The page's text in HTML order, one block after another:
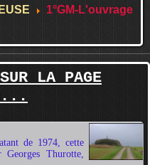
1°GM-L'ouvrage
LA PAGE
de 1974, cette
Thurotte,